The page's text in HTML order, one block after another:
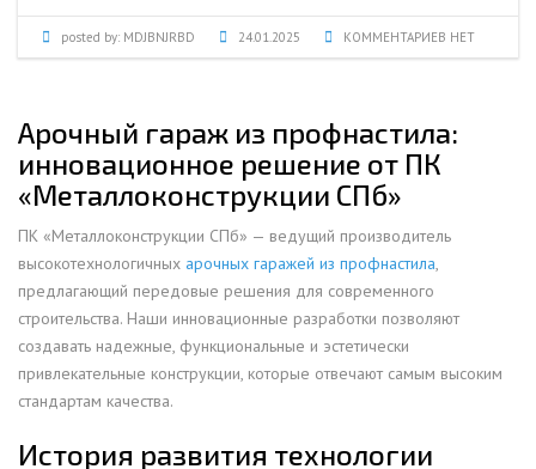
posted by: MDJBNJRBD 24.01.2025 КОММЕНТАРИЕВ НЕТ
Арочный гараж из профнастила:
инновационное решение от ПК
«Металлоконструкции СПб»
ПК «Металлоконструкции СПб» — ведущий производитель
высокотехнологичных арочных гаражей из профнастила,
предлагающий передовые решения для современного
строительства. Наши инновационные разработки позволяют
создавать надежные, функциональные и эстетически
привлекательные конструкции, которые отвечают самым высоким
стандартам качества.
История развития технологии